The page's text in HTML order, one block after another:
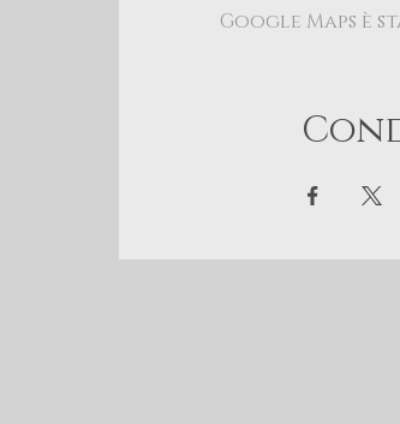
Google Maps è